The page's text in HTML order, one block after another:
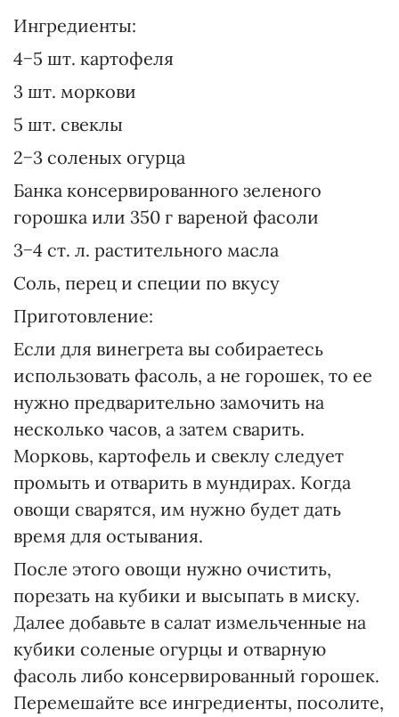
Ингредиенты:
4−5 шт. картофеля
3 шт. моркови
5 шт. свеклы
2−3 соленых огурца
Банка консервированного зеленого
горошка или 350 г вареной фасоли
3−4 ст. л. растительного масла
Соль, перец и специи по вкусу
Приготовление:
Если для винегрета вы собираетесь
использовать фасоль, а не горошек, то ее
нужно предварительно замочить на
несколько часов, а затем сварить.
Морковь, картофель и свеклу следует
промыть и отварить в мундирах. Когда
овощи сварятся, им нужно будет дать
время для остывания.
После этого овощи нужно очистить,
порезать на кубики и высыпать в миску.
Далее добавьте в салат измельченные на
кубики соленые огурцы и отварную
фасоль либо консервированный горошек.
Перемешайте все ингредиенты, посолите,